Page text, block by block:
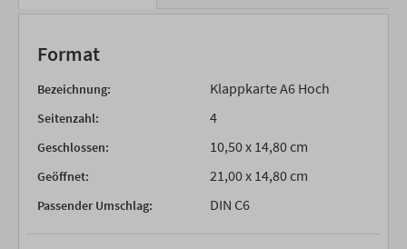
Format
Bezeichnung: Klappkarte A6 Hoch
Seitenzahl: 4
Geschlossen: 10,50 x 14,80 cm
Geöffnet: 21,00 x 14,80 cm
Passender Umschlag: DIN C6